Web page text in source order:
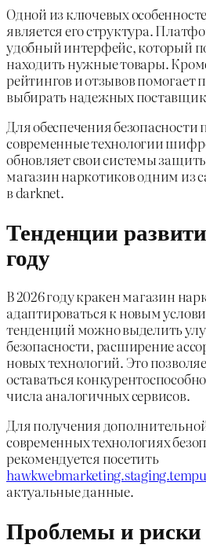
Одной из ключевых
является его структура.
удобный интерфейс, который
находить нужные товары.
рейтингов и отзывов помогает
выбирать надежных
Для обеспечения
современные технологии
обновляет свои системы
магазин наркотиков одним из
в darknet.
Тенденции
году
В 2026 году кракен магазин
адаптироваться к новым
тенденций можно выделить
безопасности, расширение
новых технологий. Это
оставаться
числа аналогичных сервисов.
Для получения
современных технологиях
рекомендуется посетить
актуальные данные.
Проблемы и риски